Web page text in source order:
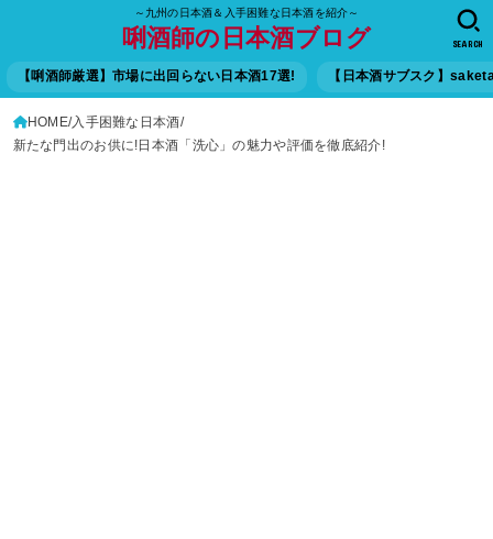
～九州の日本酒＆入手困難な日本酒を紹介～
唎酒師の日本酒ブログ
【唎酒師厳選】市場に出回らない日本酒17選! 【日本酒サブスク】
SEARCH
HOME 入手困難な日本酒
新たな門出のお供に!日本酒「洗心」の魅力や評価を徹底紹介!